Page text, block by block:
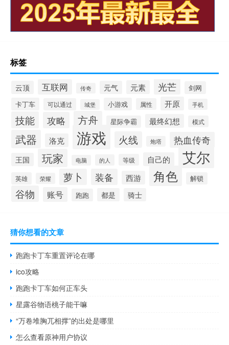
标签
云顶 互联网 传奇 元气 元素 光芒
剑网
卡丁车
可以通过 城堡 小游戏 属性 开原 手机
技能 攻略 方舟 星际争霸 最终幻想 模式
武器 洛克 游戏 火线 炮塔 热血传奇
王国 玩家 电脑 的人 等级 自己的 艾尔
英雄 荣耀 萝卜 装备 西游 角色 解锁
谷物 账号 跑跑 都是 骑士
猜你想看的文章
跑跑卡丁车重置评论在哪
ico攻略
跑跑卡丁车如何正车头
星露谷物语桃子能干嘛
“万卷堆胸兀相撑”的出处是哪里
怎么查看原神用户协议